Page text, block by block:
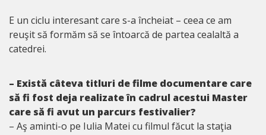
E un ciclu interesant care s-a încheiat – ceea ce am
reuşit să formăm să se întoarcă de partea cealaltă a
catedrei.
– Există câteva titluri de filme documentare care
să fi fost deja realizate în cadrul acestui Master
care să fi avut un parcurs festivalier?
– Aş aminti-o pe Iulia Matei cu filmul făcut la staţia